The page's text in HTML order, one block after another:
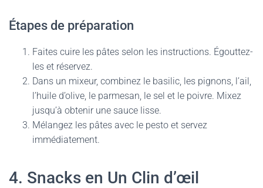
Étapes de préparation
Faites cuire les pâtes selon les instructions. Égouttez-
les et réservez.
Dans un mixeur, combinez le basilic, les pignons, l’ail,
l’huile d’olive, le parmesan, le sel et le poivre. Mixez
jusqu’à obtenir une sauce lisse.
Mélangez les pâtes avec le pesto et servez
immédiatement.
4. Snacks en Un Clin d’œil